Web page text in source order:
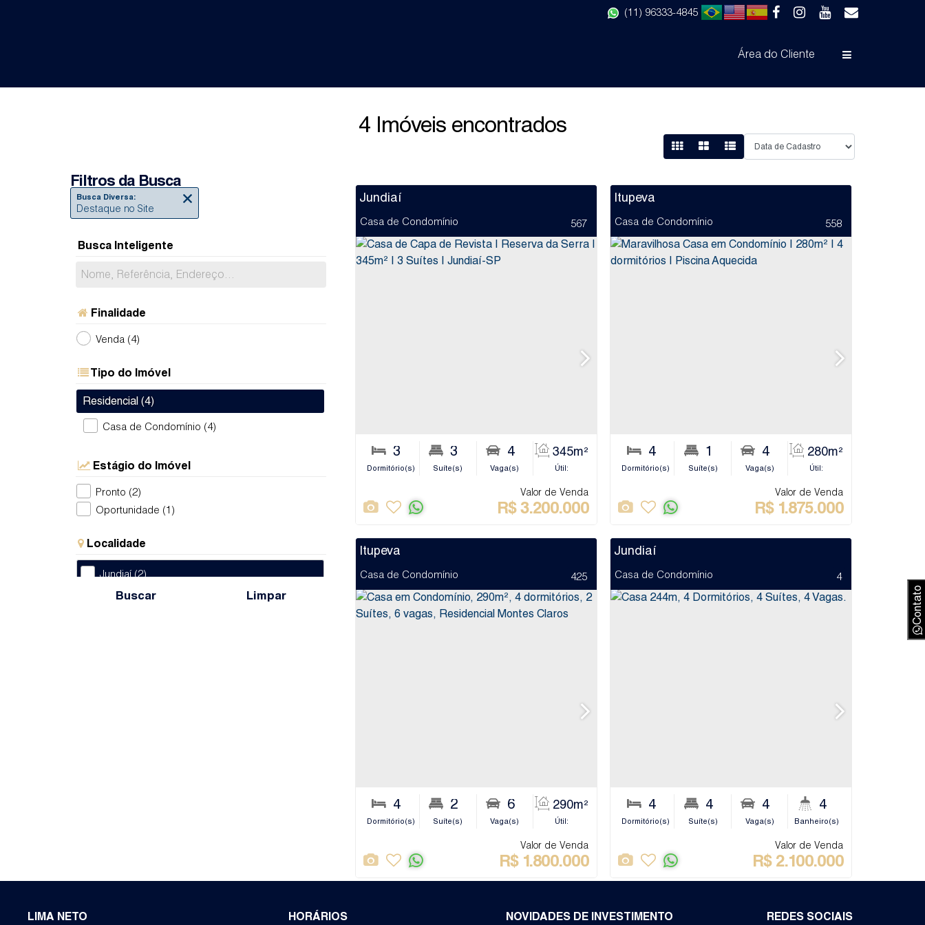
(11) 96333-4845
Área do Cliente
Contato
4 Imóveis encontrados
Filtros da Busca
Busca Diversa:
Destaque no Site
Busca Inteligente
Finalidade
Venda (4)
Tipo do Imóvel
Residencial (4)
Casa de Condomínio (4)
Estágio do Imóvel
Pronto (2)
Oportunidade (1)
Localidade
Jundiaí (2)
Engordadouro (1)
Buscar Limpar
567
Casa de Condomínio
R$3.200.000
Valor de Venda
Jundiaí
3
Dormitório(s)
6
Banheiro(s)
2
Sala(s)
3
Suíte(s)
4
Vaga(s) Útil:
345m²
Terreno:
511m²
558
Casa de Condomínio
R$1.875.000
Valor de Venda
Itupeva
4
Dormitório(s)
1
Suíte(s)
4
Vaga(s) Útil:
280m²
425
Casa de Condomínio
R$1.800.000
Valor de Venda
Itupeva
4
Dormitório(s)
7
Banheiro(s) Privativo:
290m²
2
Sala(s)
2
Suíte(s)
6
Vaga(s) Útil:
290m²
4
Casa de Condomínio
R$2.100.000
Valor de Venda
Jundiaí
4
Dormitório(s)
4
Banheiro(s)
4
Suíte(s)
4
Vaga(s)
LIMA NETO HORÁRIOS NOVIDADES DE INVESTIMENTO REDES SOCIAIS